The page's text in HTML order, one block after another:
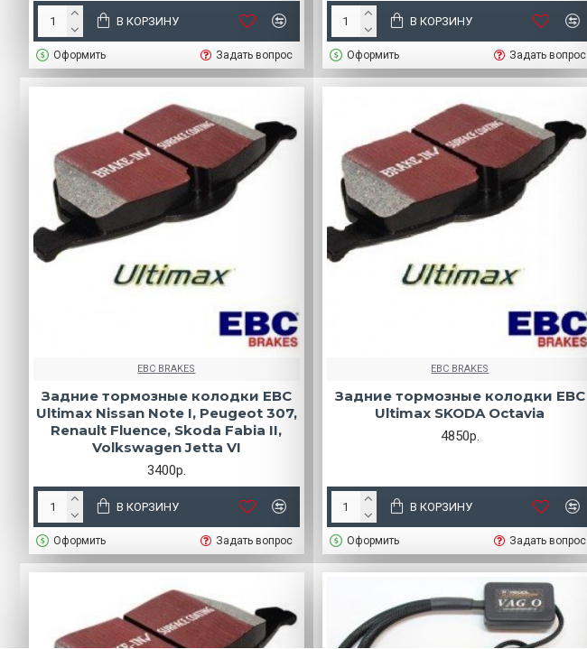
В КОРЗИНУ
Оформить Задать вопрос
В КОРЗИНУ
Оформить Задать вопрос
EBC BRAKES
Задние тормозные колодки EBC
Ultimax Nissan Note I, Peugeot 307,
Renault Fluence, Skoda Fabia II,
Volkswagen Jetta VI
3400р.
В КОРЗИНУ
Оформить Задать вопрос
EBC BRAKES
Задние тормозные колодки EBC
Ultimax SKODA Octavia
4850р.
В КОРЗИНУ
Оформить Задать вопрос